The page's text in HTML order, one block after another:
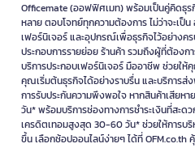
Officemate (ออฟฟิศเมท) พร้อมเป็นคู่คิด
หลาย ตอบโจทย์ทุกความต้องการ ไม่ว่าจะเป็
เฟอร์นิเจอร์ และอุปกรณ์เพื่อธุรกิจไว้อย่างค
ประกอบการรายย่อย ร้านค้า รวมถึงผู้ที่ต้อง
บริการประกอบเฟอร์นิเจอร์ มืออาชีพ ช่วยใ
คุณเริ่มต้นธุรกิจได้อย่างราบรื่น และบริการส่
การรับประกันความพึงพอใจ หากสินค้าเสียห
วัน* พร้อมบริการช่องทางการชำระเงินที่สะ
เครดิตเทอมสูงสุด 30-60 วัน* ช่วยให้การ
ขึ้น เลือกช้อปออนไลน์ง่ายๆ ได้ที่ OFM.co.th